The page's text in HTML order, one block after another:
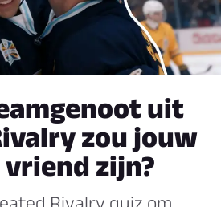
uit
zou jouw
zijn?